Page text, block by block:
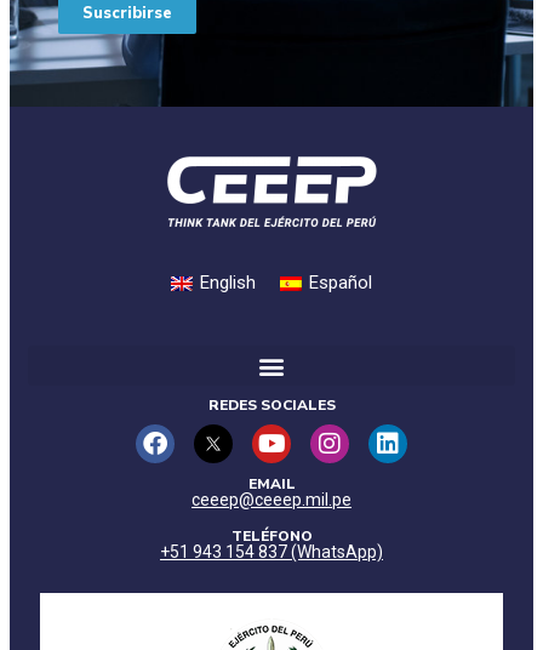
Suscribirse
English Español
REDES SOCIALES
EMAIL
ceeep@ceeep.mil.pe
TELÉFONO
+51 943 154 837 (WhatsApp)